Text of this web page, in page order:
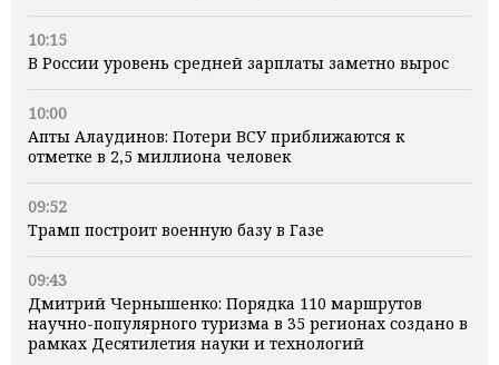
10:15
В России уровень средней зарплаты заметно вырос
10:00
Апты Алаудинов: Потери ВСУ приближаются к
отметке в 2,5 миллиона человек
09:52
Трамп построит военную базу в Газе
09:43
Дмитрий Чернышенко: Порядка 110 маршрутов
научно-популярного туризма в 35 регионах создано в
рамках Десятилетия науки и технологий